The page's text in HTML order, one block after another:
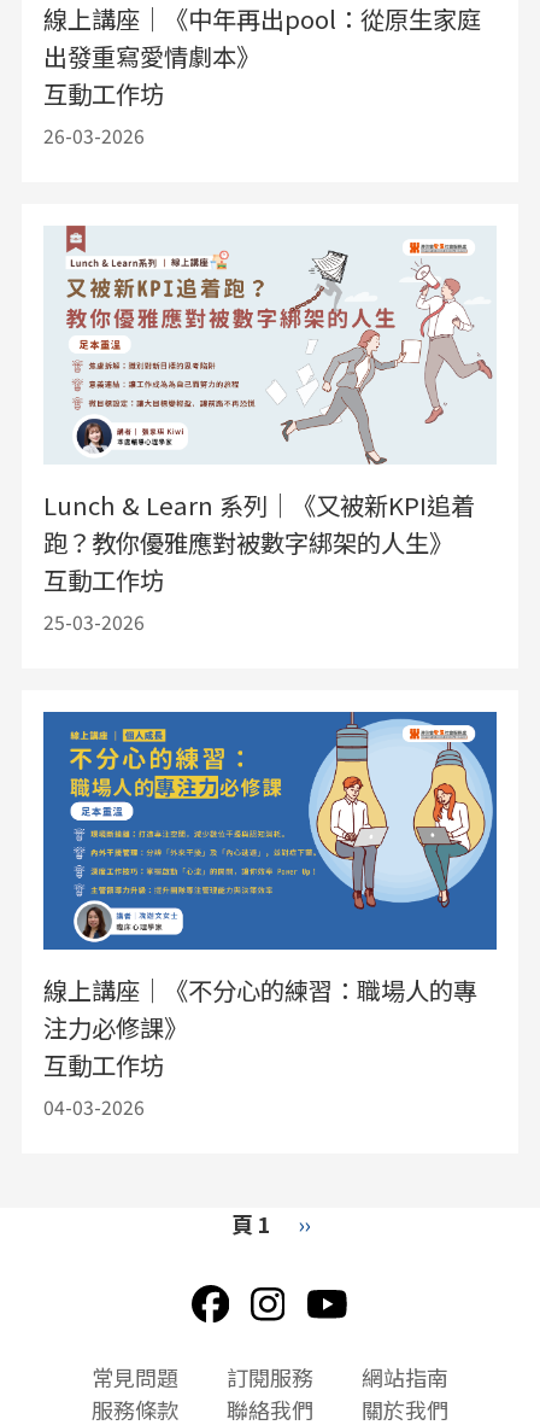
線上講座｜《中年再出pool：從原生家庭
出發重寫愛情劇本》
互動工作坊
26-03-2026
Lunch & Learn 系列｜《又被新KPI追着
跑？教你優雅應對被數字綁架的人生》
互動工作坊
25-03-2026
線上講座｜《不分心的練習：職場人的專
注力必修課》
互動工作坊
04-03-2026
頁 1
下
頁
››
常見問題 訂閱服務
網站指南
服務條款
聯絡我們 關於我們